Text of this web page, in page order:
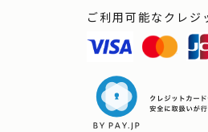
ご利用可能なクレジ